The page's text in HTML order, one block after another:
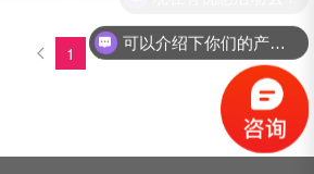
1
可以介绍下你们的产品么？